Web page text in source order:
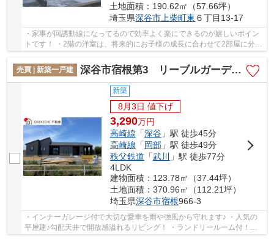
土地面積：190.62㎡（57.66坪）
埼玉県深谷市 上柴町東 ６丁目13-17
・家事が回誘動線になってるので効率よく楽にできるのが嬉しいポイン
トです！ ・2階の洋室は、将来的にお子様の成長に合わせて2部屋に分け
られます！ ・小学校まで徒歩9分と近く、公園...
売買 | 新築一戸建
深谷市宿根第3 リーブルガーデン 新築戸建 全1棟 1号棟
新築
8月3日 値下げ
3,290万円
高崎線 「深谷」駅 徒歩45分
高崎線 「岡部」駅 徒歩49分
秩父鉄道 「武川
」駅 徒歩77分
4LDK
建物面積：123.78㎡（37.44坪）
土地面積：370.96㎡（112.21坪）
埼玉県深谷市宿根966-3
・インナーガレージ付で大切な愛車を雨や強風から守れます♪ ・人気の
平屋建♪勾配天井で開放感溢れるリビング！ ・ランドリールーム付！家